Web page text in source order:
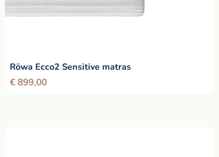
Röwa Ecco2 Sensitive matras
€899,00